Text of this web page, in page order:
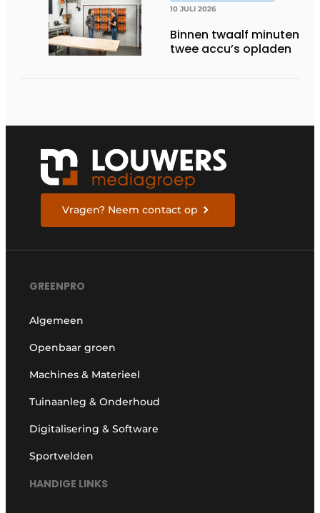
10 JULI 2026
Binnen twaalf minuten
twee accu’s opladen
Vragen? Neem contact op
GREENPRO
Algemeen
Openbaar groen
Machines & Materieel
Tuinaanleg & Onderhoud
Digitalisering & Software
Sportvelden
HANDIGE LINKS